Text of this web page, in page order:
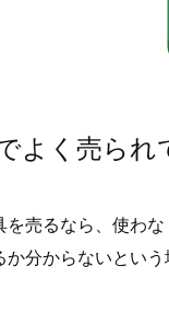
よく売られ
を売るなら、使わ
か分からないとい